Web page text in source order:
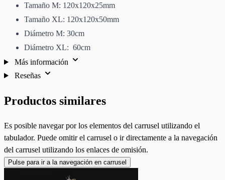
Tamaño M: 120x120x25mm
Tamaño XL: 120x120x50mm
Diámetro M: 30cm
Diámetro XL: 60cm
Más información
Reseñas
Productos similares
Es posible navegar por los elementos del carrusel utilizando el
tabulador. Puede omitir el carrusel o ir directamente a la navegación
del carrusel utilizando los enlaces de omisión.
Pulse para ir a la navegación en carrusel